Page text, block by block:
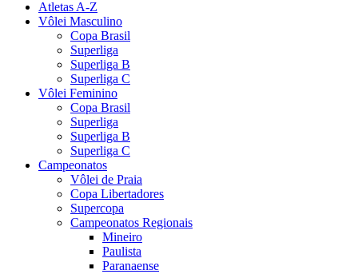
Atletas A-Z
Vôlei Masculino
Copa Brasil
Superliga
Superliga B
Superliga C
Vôlei Feminino
Copa Brasil
Superliga
Superliga B
Superliga C
Campeonatos
Vôlei de Praia
Copa Libertadores
Supercopa
Campeonatos Regionais
Mineiro
Paulista
Paranaense